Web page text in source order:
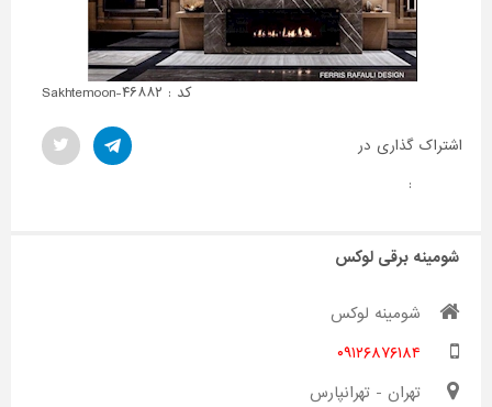
کد : Sakhtemoon-۴۶۸۸۲
اشتراک گذاری در
:
شومینه برقی لوکس
شومینه لوکس
۰۹۱۲۶۸۷۶۱۸۴
تهران - تهرانپارس